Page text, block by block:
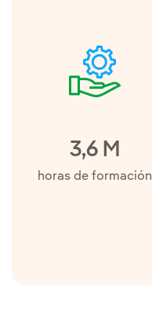
3,6 M
horas de formación